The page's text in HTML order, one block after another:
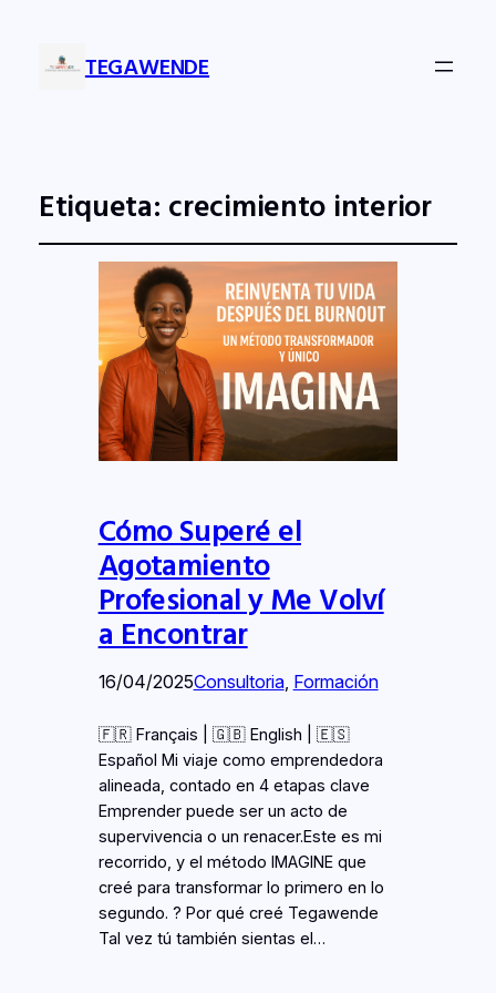
TEGAWENDE
Etiqueta: crecimiento interior
Cómo Superé el
Agotamiento
Profesional y Me Volví
a Encontrar
16/04/2025Consultoria, Formación
🇫🇷 Français | 🇬🇧 English | 🇪🇸
Español Mi viaje como emprendedora
alineada, contado en 4 etapas clave
Emprender puede ser un acto de
supervivencia o un renacer.Este es mi
recorrido, y el método IMAGINE que
creé para transformar lo primero en lo
segundo. ? Por qué creé Tegawende
Tal vez tú también sientas el…